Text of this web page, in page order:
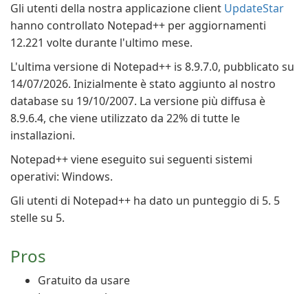
Gli utenti della nostra applicazione client UpdateStar
hanno controllato Notepad++ per aggiornamenti
12.221 volte durante l'ultimo mese.
L'ultima versione di Notepad++ is 8.9.7.0, pubblicato su
14/07/2026. Inizialmente è stato aggiunto al nostro
database su 19/10/2007. La versione più diffusa è
8.9.6.4, che viene utilizzato da 22% di tutte le
installazioni.
Notepad++ viene eseguito sui seguenti sistemi
operativi: Windows.
Gli utenti di Notepad++ ha dato un punteggio di 5. 5
stelle su 5.
Pros
Gratuito da usare